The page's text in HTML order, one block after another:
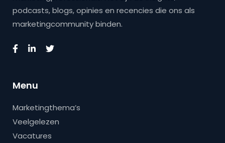
podcasts, blogs, opinies en recencies die ons als
marketingcommunity binden.
Menu
Marketingthema’s
Veelgelezen
Vacatures